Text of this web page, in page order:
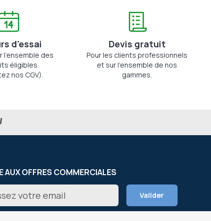
d'essai
l'ensemble des
éligibles
nos CGV).
Devis gratuit
Pour les clients professionnels
et sur l'ensemble de nos
gammes.
AUX OFFRES COMMERCIALES
Valider